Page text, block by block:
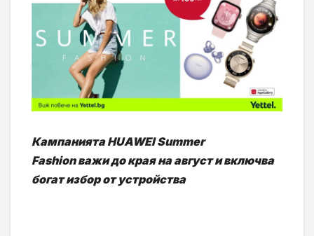
Кампанията HUAWEI Summer
Fashionважи до края на август и включва
богат избор отустройства